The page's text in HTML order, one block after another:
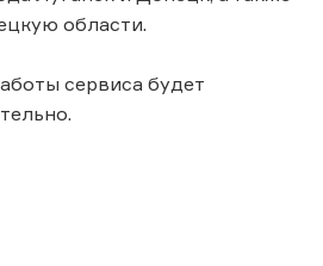
области.
сервиса будет